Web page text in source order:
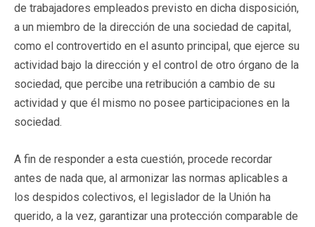
de trabajadores empleados previsto en dicha disposición,
a un miembro de la dirección de una sociedad de capital,
como el controvertido en el asunto principal, que ejerce su
actividad bajo la dirección y el control de otro órgano de la
sociedad, que percibe una retribución a cambio de su
actividad y que él mismo no posee participaciones en la
sociedad.
A fin de responder a esta cuestión, procede recordar
antes de nada que, al armonizar las normas aplicables a
los despidos colectivos, el legislador de la Unión ha
querido, a la vez, garantizar una protección comparable de